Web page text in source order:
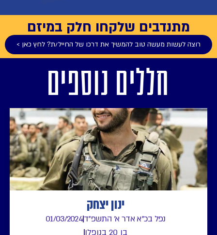
מתנדבים שלקחו חלק במיזם
רוצה לעשות מעשה טוב להמשיך את דרכו של החייל/ת? לחץ כאן >
חללים נוספים
ינון יצחק
נפל בכ"א אדר א' התשפ"ד01/03/2024
בן 20 בנופלו